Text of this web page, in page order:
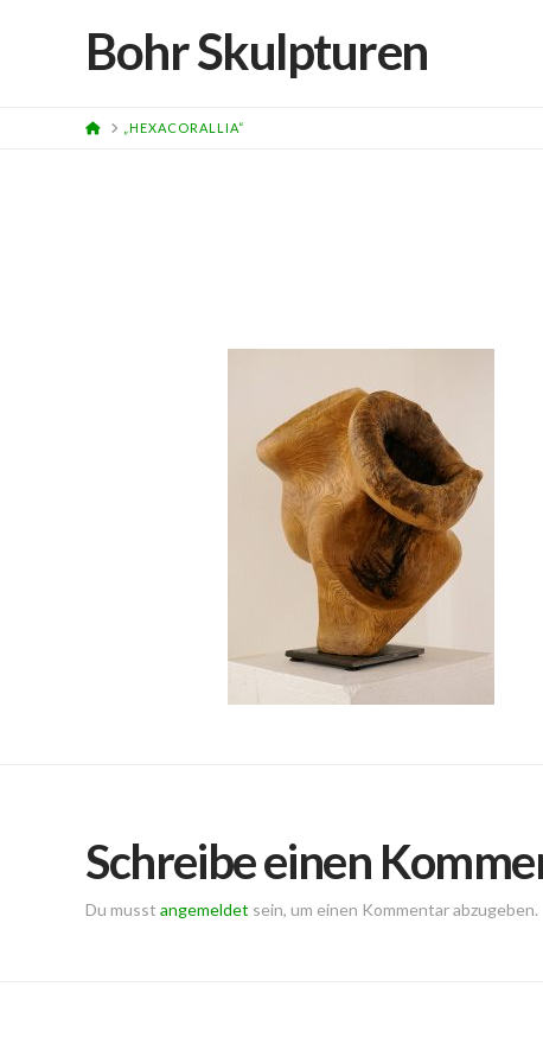
Bohr Skulpturen
HOME„HEXACORALLIA“
Schreibe einen
Du musst angemeldet sein, um einen Kommentar abzugeben.